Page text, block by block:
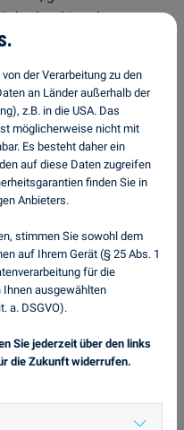
hinterlassen
werden uns
doctor.de
der Verarbeitung zu den
an Länder außerhalb der
z.B. in die USA. Das
möglicherweise nicht mit
Es besteht daher ein
auf diese Daten zugreifen
finden Sie in
Anbieters.
stimmen Sie sowohl dem
auf Ihrem Gerät (§ 25 Abs. 1
für die
Ihnen ausgewählten
a. DSGVO).
Sie jederzeit über den links
die Zukunft widerrufen.